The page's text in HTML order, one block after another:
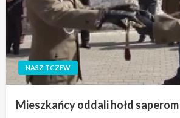
NASZ TCZEW
Mieszkańcy oddali hołd saperom